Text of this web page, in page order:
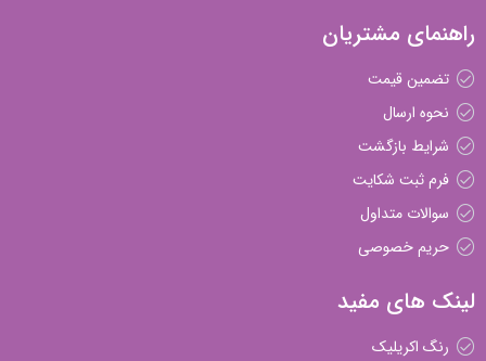
راهنمای مشتریان
تضمین قیمت
نحوه ارسال
شرایط بازگشت
فرم ثبت شکایت
سوالات متداول
حریم خصوصی
لینک های مفید
رنگ اکریلیک